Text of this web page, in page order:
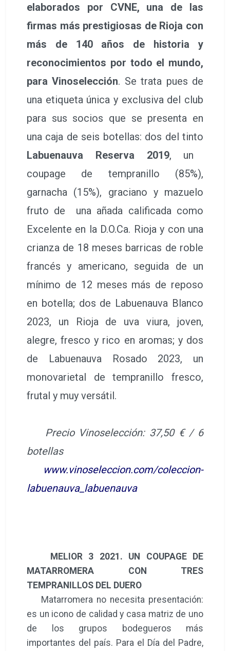
elaborados por CVNE, una de las
firmas más prestigiosas de Rioja con
más de 140 años de historia y
reconocimientos por todo el mundo,
para Vinoselección. Se trata pues de
una etiqueta única y exclusiva del club
para sus socios que se presenta en
una caja de seis botellas: dos del tinto
Labuenauva Reserva 2019, un
coupage de tempranillo (85%),
garnacha (15%), graciano y mazuelo
fruto de una añada calificada como
Excelente en la D.O.Ca. Rioja y con una
crianza de 18 meses barricas de roble
francés y americano, seguida de un
mínimo de 12 meses más de reposo
en botella; dos de Labuenauva Blanco
2023, un Rioja de uva viura, joven,
alegre, fresco y rico en aromas; y dos
de Labuenauva Rosado 2023, un
monovarietal de tempranillo fresco,
frutal y muy versátil.
Precio Vinoselección: 37,50 € / 6
botellas
www.vinoseleccion.com/coleccion-
labuenauva_labuenauva
MELIOR 3 2021. UN COUPAGE DE
MATARROMERA CON TRES
TEMPRANILLOS DEL DUERO
Matarromera no necesita presentación:
es un icono de calidad y casa matriz de uno
de los grupos bodegueros más
importantes del país. Para el Día del Padre,